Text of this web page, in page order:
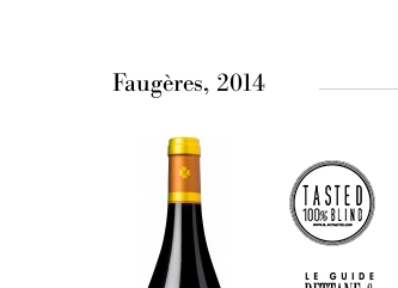
Faugères, 2014